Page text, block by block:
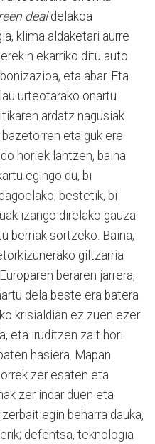
dealdelakoa
klima aldaketari aurre
ekarriko ditu auto
eta abar. Eta
urteotarako onartu
ardatz nagusiak
eta guk ere
horiek lantzen, baina
egingo du, bi
bestetik, bi
izango direlako gauza
berriak sortzeko. Baina,
giltzarria
beraren jarrera,
dela beste era batera
krisialdian ez zuen ezer
eta iruditzen zait hori
hasiera. Mapan
zer esaten eta
zer indar duen eta
egin beharra dauka,
defentsa, teknologia